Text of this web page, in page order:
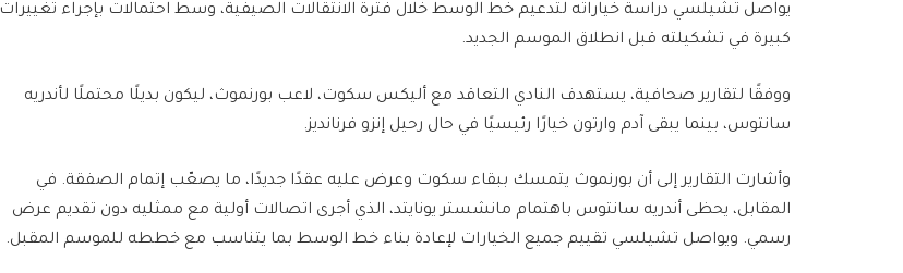
يواصل ​تشيلسي​ دراسة خياراته لتدعيم خط الوسط خلال فترة الانتقالات الصيفية، وسط احتمالات بإجراء تغييرات
كبيرة في تشكيلته قبل انطلاق الموسم الجديد.
ووفقًا لتقارير صحافية، يستهدف النادي التعاقد مع ​أليكس سكوت​، لاعب ​بورنموث​، ليكون بديلًا محتملًا ل​أندريه
سانتوس​، بينما يبقى ​آدم وارتون​ خيارًا رئيسيًا في حال رحيل ​إنزو فرنانديز​.
وأشارت التقارير إلى أن بورنموث يتمسك ببقاء سكوت وعرض عليه عقدًا جديدًا، ما يصعّب إتمام الصفقة. في
المقابل، يحظى أندريه سانتوس باهتمام مانشستر يونايتد، الذي أجرى اتصالات أولية مع ممثليه دون تقديم عرض
رسمي. ويواصل تشيلسي تقييم جميع الخيارات لإعادة بناء خط الوسط بما يتناسب مع خططه للموسم المقبل.